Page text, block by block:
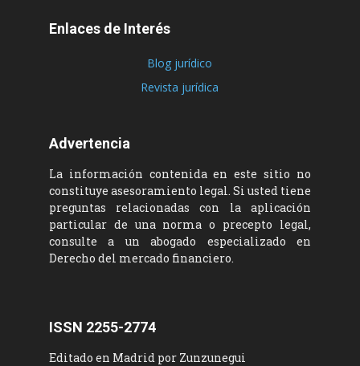
Enlaces de Interés
Blog jurídico
Revista jurídica
Advertencia
La información contenida en este sitio no
constituye asesoramiento legal. Si usted tiene
preguntas relacionadas con la aplicación
particular de una norma o precepto legal,
consulte a un abogado especializado en
Derecho del mercado financiero.
ISSN 2255-2774
Editado en Madrid por Zunzunegui